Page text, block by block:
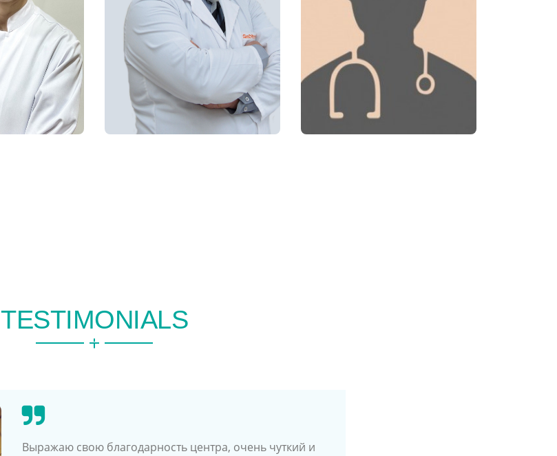
TESTIMONIALS
Выражаю свою благодарность центра, очень чуткий и
« Выражаю огромную благодарность сотрудникам